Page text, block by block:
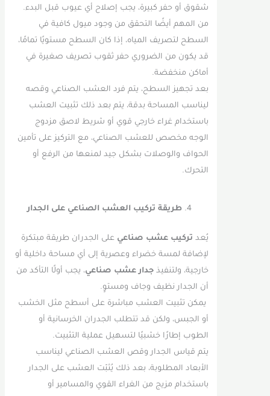
شقوق أو حفر كبيرة، يجب إصلاح أي عيوب قبل البدء.
من المهم أيضًا التحقق من وجود ميول كافية في
السطح لتصريف المياه، إذا كان السطح مستويًا تمامًا،
قد يكون من الضروري حفر ثقوب تصريف صغيرة في
أماكن منخفضة.
بعد تجهيز السطح، يتم فرد العشب الصناعي وقصه
ليناسب المساحة بدقة، يتم بعد ذلك تثبيت العشب
باستخدام غراء خارجي قوي أو شريط لاصق مزدوج
الوجه مخصص للعشب الصناعي، مع التركيز على تأمين
الحواف والوصلات بشكل جيد لمنعها من الرفع أو
التحرك.
طريقة تركيب العشب الصناعي على الجدار
تركيب عشب صناعيعلى الجدران طريقة مبتكرة
لإضافة لمسة خضراء وعصرية إلى أي مساحة داخلية أو
خارجية، ولتنفيذجدار عشب صناعي، يجب أولًا التأكد من
أن الجدار نظيف وجاف ومستوٍ.
يمكن تثبيت العشب مباشرة على أسطح مثل الخشب
أو الجبس، ولكن قد تتطلب الجدران الخرسانية أو
الطوب إطارًا خشبيًا لتسهيل عملية التثبيت.
يتم قياس الجدار وقص العشب الصناعي ليناسب
الأبعاد المطلوبة، بعد ذلك يُثبّت العشب على الجدار
باستخدام مزيج من الغراء القوي والمسامير أو